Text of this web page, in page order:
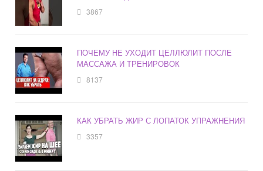
3867
ПОЧЕМУ НЕ УХОДИТ ЦЕЛЛЮЛИТ ПОСЛЕ
МАССАЖА И ТРЕНИРОВОК
8137
КАК УБРАТЬ ЖИР С ЛОПАТОК УПРАЖНЕНИЯ
3357